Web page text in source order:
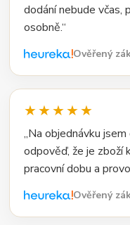
dodání nebude včas,
osobně.“
Ověřený
★★★★★
„Na objednávku
odpověď, že je zboží
pracovní dobu a
Ověřený